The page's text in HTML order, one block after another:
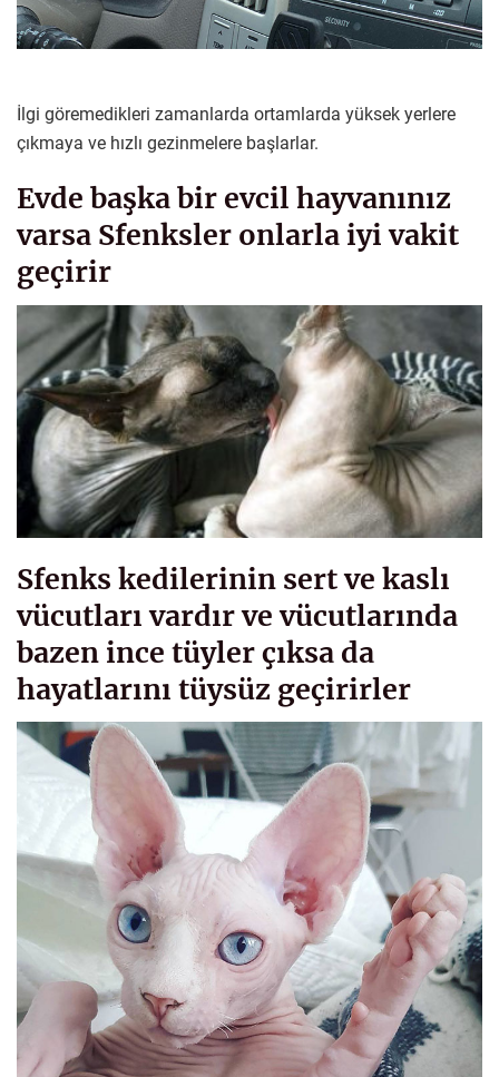
İlgi göremedikleri zamanlarda ortamlarda yüksek yerlere
çıkmaya ve hızlı gezinmelere başlarlar.
Evde başka bir evcil hayvanınız
varsa Sfenksler onlarla iyi vakit
geçirir
Sfenks kedilerinin sert ve kaslı
vücutları vardır ve vücutlarında
bazen ince tüyler çıksa da
hayatlarını tüysüz geçirirler